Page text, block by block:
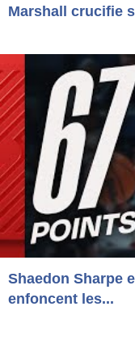
Marshall crucifie
Shaedon Sharpe
enfoncent les...